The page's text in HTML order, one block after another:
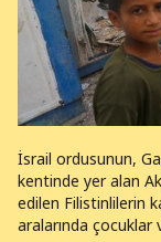
İsrail ordusunun,
kentinde yer alan
edilen Filistinlilerin
aralarında çocuklar